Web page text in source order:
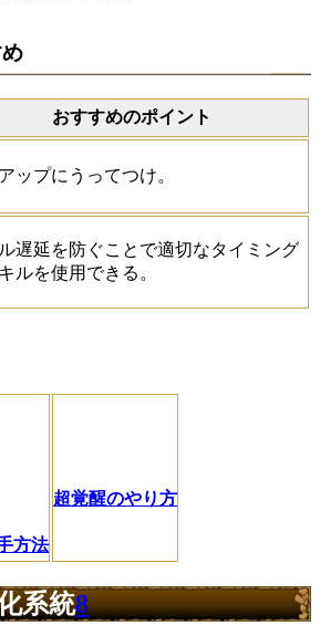
おすすめのポイント
ップにうってつけ。
遅延を防ぐことで適切なタイミング
ルを使用できる。
方法
超覚醒のやり方
系統8